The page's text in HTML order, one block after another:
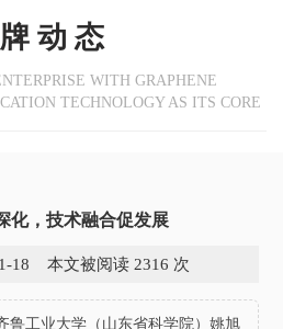
动态
WITH GRAPHENE
TECHNOLOGY AS ITS CORE
化，技术融合促发展
18 本文被阅读 2316 次
鲁工业大学（山东省科学院）姚旭